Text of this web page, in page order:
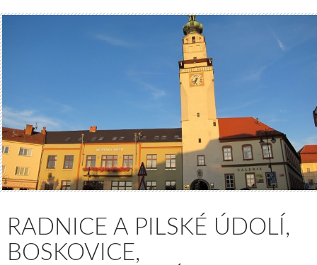
RADNICE A PILSKÉ ÚDOLÍ,
BOSKOVICE,